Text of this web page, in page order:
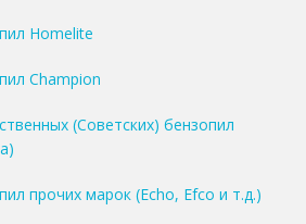
Homelite
Champion
(Советских) бензопил
прочих марок (Echo, Efco и т.д.)